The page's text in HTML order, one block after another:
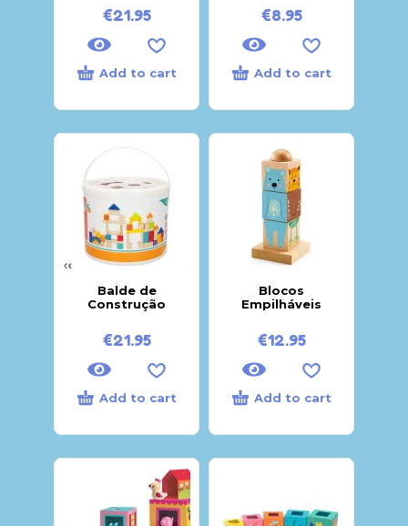
€21.95
Add to cart
€8.95
Add to cart
Balde de
Construção
€21.95
Add to cart
Blocos
Empilháveis
€12.95
Add to cart